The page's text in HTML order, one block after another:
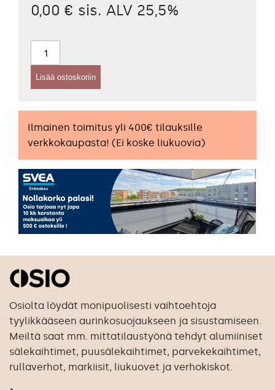
0,00 € sis. ALV 25,5%
Pystylamelliverho
–
89
Antares
BO
määrä
Lisää ostoskoriin
Ilmainen toimitus yli 400€ tilauksille
verkkokaupasta! (Ei koske liukuovia)
Osiolta löydät monipuolisesti vaihtoehtoja
tyylikkääseen aurinkosuojaukseen ja sisustamiseen.
Meiltä saat mm. mittatilaustyönä tehdyt alumiiniset
sälekaihtimet, puusälekaihtimet, parvekekaihtimet,
rullaverhot, markiisit, liukuovet ja verhokiskot.